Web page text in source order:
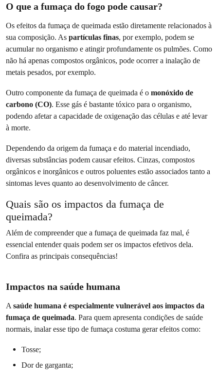
O que a fumaça do fogo pode causar?
Os efeitos da fumaça de queimada estão diretamente relacionados à
sua composição. As partículas finas, por exemplo, podem se
acumular no organismo e atingir profundamente os pulmões. Como
não há apenas compostos orgânicos, pode ocorrer a inalação de
metais pesados, por exemplo.
Outro componente da fumaça de queimada é o monóxido de
carbono (CO). Esse gás é bastante tóxico para o organismo,
podendo afetar a capacidade de oxigenação das células e até levar
à morte.
Dependendo da origem da fumaça e do material incendiado,
diversas substâncias podem causar efeitos. Cinzas, compostos
orgânicos e inorgânicos e outros poluentes estão associados tanto a
sintomas leves quanto ao desenvolvimento de câncer.
Quais são os impactos da fumaça de
queimada?
Além de compreender que a fumaça de queimada faz mal, é
essencial entender quais podem ser os impactos efetivos dela.
Confira as principais consequências!
Impactos na saúde humana
A saúde humana é especialmente vulnerável aos impactos da
fumaça de queimada. Para quem apresenta condições de saúde
normais, inalar esse tipo de fumaça costuma gerar efeitos como:
Tosse;
Dor de garganta;